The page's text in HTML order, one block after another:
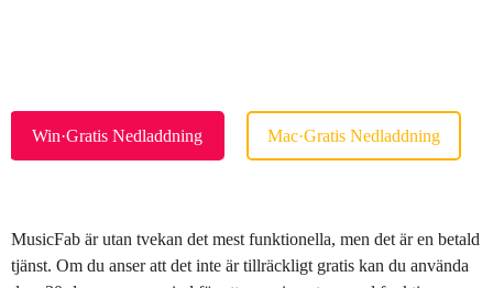
Win·Gratis Nedladdning Mac·Gratis Nedladdning
MusicFab är utan tvekan det mest funktionella, men det är en betald
tjänst. Om du anser att det inte är tillräckligt gratis kan du använda